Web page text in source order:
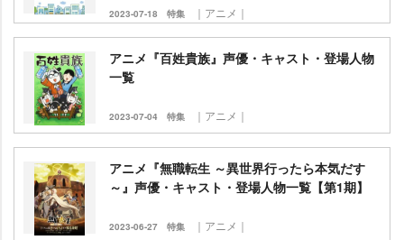
2023-07-18 特集 ｜アニメ｜
アニメ『百姓貴族』声優・キャスト・登場人物
一覧
2023-07-04 特集 ｜アニメ｜
アニメ『無職転生 ～異世界行ったら本気だす
～』声優・キャスト・登場人物一覧【第1期】
2023-06-27 特集 ｜アニメ｜